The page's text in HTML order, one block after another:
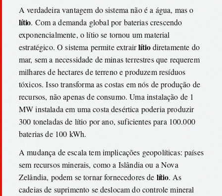
A verdadeira vantagem do sistema não é a água, mas o
lítio. Com a demanda global por baterias crescendo
exponencialmente, o lítio se tornou um material
estratégico. O sistema permite extrairlítiodiretamente do
mar, sem a necessidade de minas terrestres que requerem
milhares de hectares de terreno e produzem resíduos
tóxicos. Isso transforma as costas em nós de produção de
recursos, não apenas de consumo. Uma instalação de 1
MW instalada em uma costa desértica poderia produzir
300 toneladas de lítio por ano, suficientes para 100.000
baterias de 100 kWh.
A mudança de escala tem implicações geopolíticas: países
sem recursos minerais, como a Islândia ou a Nova
Zelândia, podem se tornar fornecedores de lítio. As
cadeias de suprimento se deslocam do controle mineral